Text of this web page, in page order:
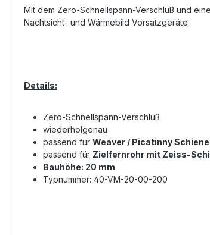
Mit dem Zero-Schnellspann-Verschluß und
Nachtsicht- und Wärmebild Vorsatzgeräte.
Details:
Zero-Schnellspann-Verschluß
wiederholgenau
passend für Weaver / Picatinny Schiene
passend für Zielfernrohr mit Zeiss-
Bauhöhe: 20 mm
Typnummer: 40-VM-20-00-200